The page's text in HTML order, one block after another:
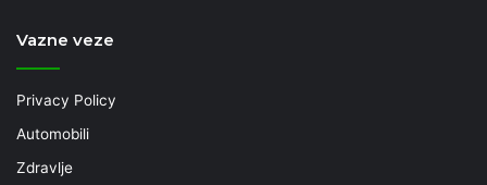
Vazne veze
Privacy Policy
Automobili
Zdravlje